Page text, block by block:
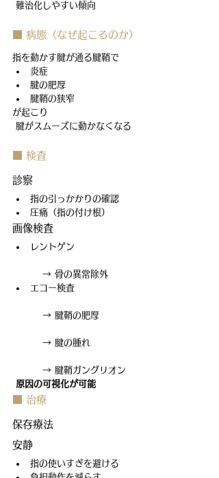
難治化しやすい傾向
■ 病態（なぜ起こるのか）
指を動かす腱が通る腱鞘で
炎症
腱の肥厚
腱鞘の狭窄
が起こり
腱がスムーズに動かなくなる
■ 検査
診察
指の引っかかりの確認
圧痛（指の付け根）
画像検査
レントゲン
→ 骨の異常除外
エコー検査
→ 腱鞘の肥厚
→ 腱の腫れ
→ 腱鞘ガングリオン
原因の可視化が可能
■ 治療
保存療法
安静
指の使いすぎを避ける